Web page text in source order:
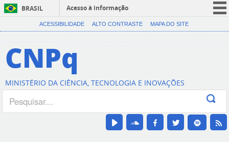
BRASIL
Acesso à informação
CORONAVÍRUS (COVID-19)
Canais
ACESSIBILIDADE ALTO CONTRASTE MAPA DO SITE
CNPq
MINISTÉRIO DA CIÊNCIA, TECNOLOGIA E INOVAÇÕES